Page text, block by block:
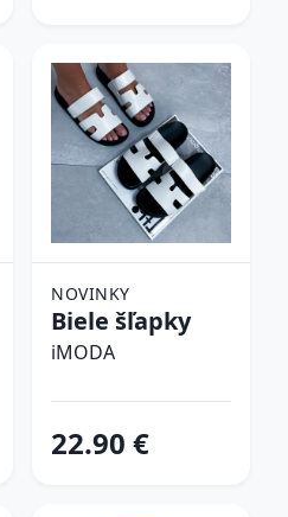
NOVINKY
Biele šľapky
iMODA
22.90 €